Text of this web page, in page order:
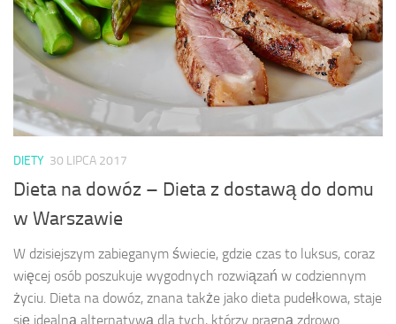
DIETY 30 LIPCA 2017
Dieta na dowóz – Dieta z dostawą do domu
w Warszawie
W dzisiejszym zabieganym świecie, gdzie czas to luksus, coraz
więcej osób poszukuje wygodnych rozwiązań w codziennym
życiu. Dieta na dowóz, znana także jako dieta pudełkowa, staje
się idealną alternatywą dla tych, którzy pragną zdrowo...